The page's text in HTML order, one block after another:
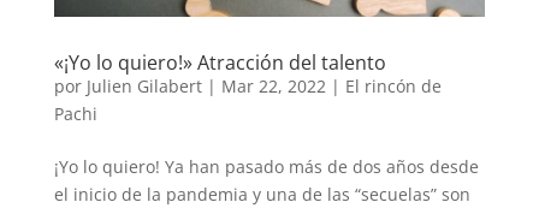
«¡Yo lo quiero!» Atracción del talento
por Julien Gilabert| Mar 22, 2022| El rincón de
Pachi
¡Yo lo quiero! Ya han pasado más de dos años desde
el inicio de la pandemia y una de las “secuelas” son